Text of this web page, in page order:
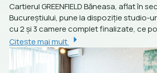
Cartierul GREENFIELD Băneasa, aflat în
Bucureștiului, pune la dispoziție studio-
cu 2 și 3 camere complet finalizate, ce
Citește mai mult